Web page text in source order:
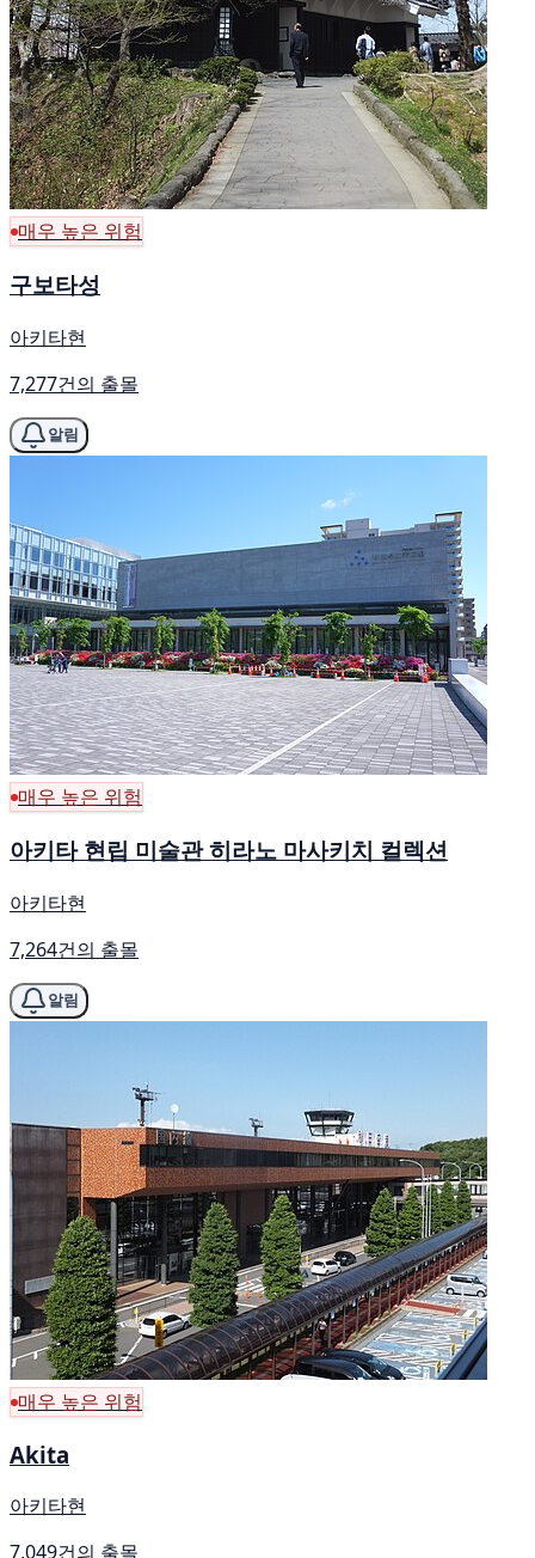
매우 높은 위험
구보타성
아키타현
7,277건의 출몰
알림
매우 높은 위험
아키타 현립 미술관 히라노 마사키치 컬렉션
아키타현
7,264건의 출몰
알림
매우 높은 위험
Akita
아키타현
7,049건의 출몰